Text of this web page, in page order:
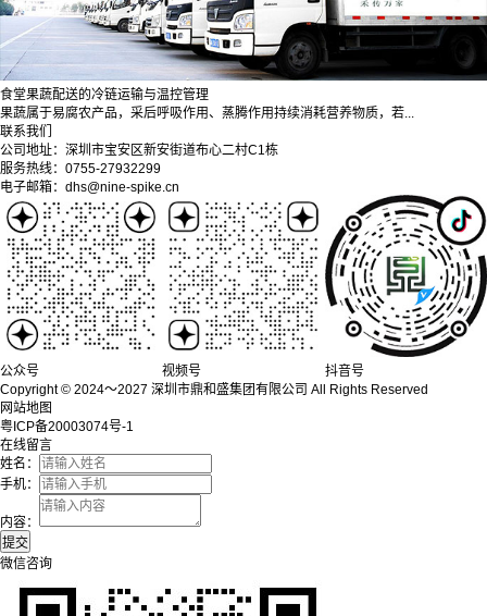
食堂果蔬配送的冷链运输与温控管理
果蔬属于易腐农产品，采后呼吸作用、蒸腾作用持续消耗营养物质，若...
联系我们
公司地址：深圳市宝安区新安街道布心二村C1栋
服务热线：0755-27932299
电子邮箱：dhs@nine-spike.cn
公众号 视频号
抖音号
Copyright © 2024～2027 深圳市鼎和盛集团有限公司 All Rights Reserved
网站地图
粤ICP备20003074号-1
在线留言
姓名：
手机：
内容：
微信咨询